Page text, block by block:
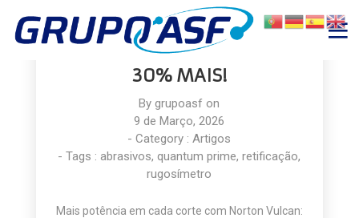
UM NOVO NÍVEL DE CORTE:
NORTON VULCAN DURA ATÉ
30% MAIS!
Bygrupoasf on
9 de Março, 2026
- Category : Artigos
- Tags :abrasivos,quantum prime,retificação,
rugosímetro
Mais potência em cada corte com Norton Vulcan: